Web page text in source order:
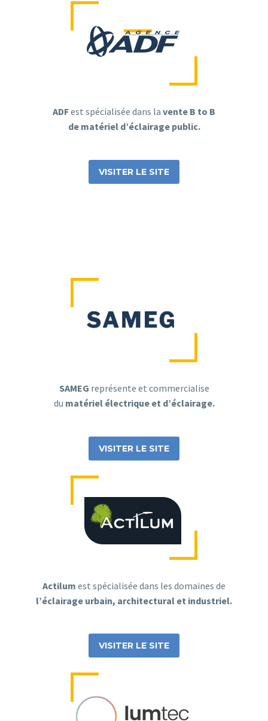
ADFest spécialisée dans la vente B to B
de matériel d’éclairage public.
VISITER LE SITE
SAMEG représente et commercialise
du matériel électrique et d’éclairage.
VISITER LE SITE
Actilum est spécialisée dans les domaines de
l’éclairage urbain, architectural et industriel.
VISITER LE SITE